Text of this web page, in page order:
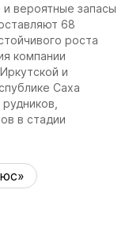
вероятные запасы
68
роста
компании
и
Саха
в стадии